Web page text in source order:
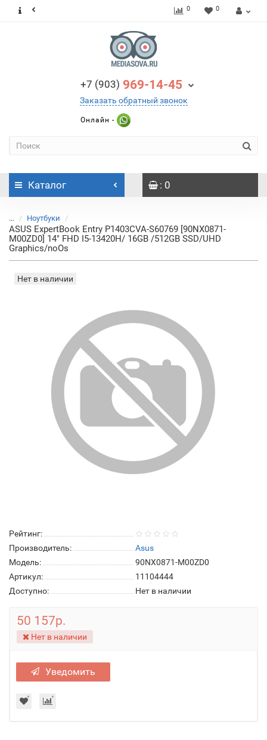
0 0
+7 (903) 969-14-45
Заказать обратный звонок
Онлайн -
Каталог : 0
... Ноутбуки
ASUS ExpertBook Entry P1403CVA-S60769 [90NX0871-
M00ZD0] 14" FHD I5-13420H/ 16GB /512GB SSD/UHD
Graphics/noOs
Нет в наличии
Рейтинг:
Производитель:
Asus
Модель:
90NX0871-M00ZD0
Артикул:
11104444
Доступно:
Нет в наличии
50 157р.
Нет в наличии
Уведомить